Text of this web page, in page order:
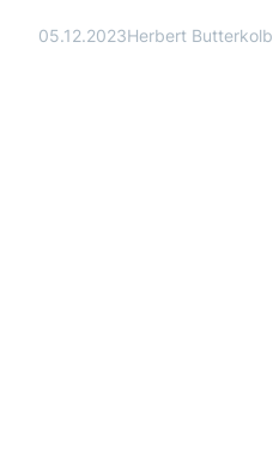
05.12.2023Herbert Butterkolb